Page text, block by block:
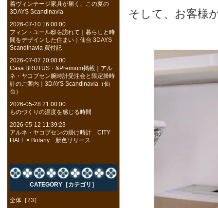
そして、お客様
着ヴィンテージ家具が届く、この夏の
3DAYS Scandinavia
2026-07-10 16:00:00
フィン・ユール邸を訪れて｜暮らしと時
間をデザインした住まい｜仙台 3DAYS
Scandinavia 買付記
2026-07-07 20:00:00
Casa BRUTUS・&Premium掲載｜アル
ネ・ヤコブセン腕時計受注会と限定掛時
計のご案内｜3DAYS Scandinavia（仙
台）
2026-05-28 21:00:00
ものづくりの温度を感じる時間
2026-05-12 11:39:23
アルネ・ヤコブセンの掛け時計 CITY
HALL × Botany 新色リリース
CATEGORY［カテゴリ］
全体［23］